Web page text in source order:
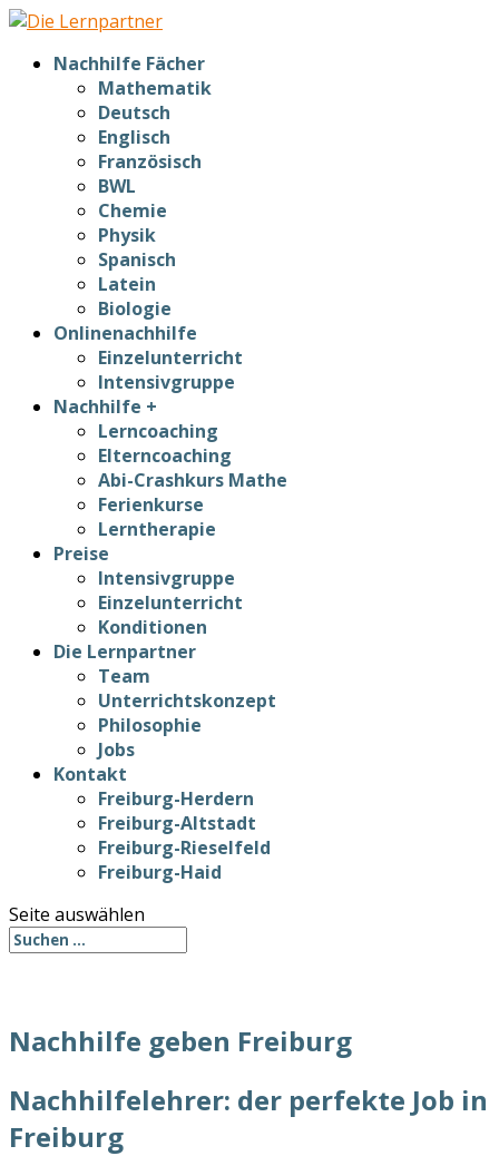
Nachhilfe Fächer
Mathematik
Deutsch
Englisch
Französisch
BWL
Chemie
Physik
Spanisch
Latein
Biologie
Onlinenachhilfe
Einzelunterricht
Intensivgruppe
Nachhilfe +
Lerncoaching
Elterncoaching
Abi-Crashkurs Mathe
Ferienkurse
Lerntherapie
Preise
Intensivgruppe
Einzelunterricht
Konditionen
Die Lernpartner
Team
Unterrichtskonzept
Philosophie
Jobs
Kontakt
Freiburg-Herdern
Freiburg-Altstadt
Freiburg-Rieselfeld
Freiburg-Haid
Seite auswählen
Nachhilfe geben Freiburg
Nachhilfelehrer: der perfekte Job in
Freiburg